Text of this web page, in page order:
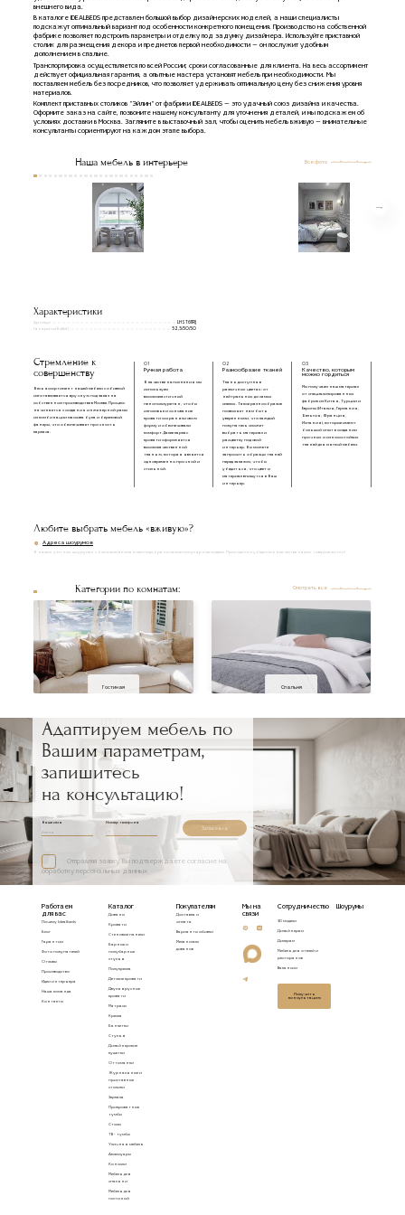
внешнего вида.
В каталоге IDEALBEDS представлен большой выбор дизайнерских моделей, а наши специалисты
подскажут оптимальный вариант под особенности конкретного помещения. Производство на собственной
фабрике позволяет подстроить параметры и отделку под задумку дизайнера. Используйте приставной
столик для размещения декора и предметов первой необходимости — он послужит удобным
дополнением в спальне.
Транспортировка осуществляется по всей России; сроки согласованные для клиента. На весь ассортимент
действует официальная гарантия, а опытные мастера установят мебель при необходимости. Мы
поставляем мебель без посредников, что позволяет удерживать оптимальную цену без снижения уровня
материалов.
Комплект приставных столиков "Эйлин" от фабрики IDEALBEDS — это удачный союз дизайна и качества.
Оформите заказ на сайте, позвоните нашему консультанту для уточнения деталей, и мы подскажем об
условиях доставки в Москва. Загляните в выставочный зал, чтобы оценить мебель вживую — внимательные
консультанты сориентируют на каждом этапе выбора.
Наша мебель в интерьере Все фото
Характеристики
Артикул
LHST611RJ
Габариты(ВxШxГ)
52,5/50/50
Стремление к
совершенству
Весь ассортимент нашей мебели с обивкой
изготавливается вручную под заказ на
собственном производстве в Москве. Процесс
начинается с создания инженерной рамы
из комбинации массива бука и березовой
фанеры, что обеспечивает прочность
каркаса.
01
Ручная работа
В качестве наполнения мы
используем
высокоэластичный
пенополиуретан, чтобы
изголовье и основание
кровати сохраняли свою
форму и обеспечивали
комфорт. Далее каркас
кровати оформляется
высококачественной
тканью, которая является
одновременно прочной и
стильной.
02
Разнообразие тканей
Ткань доступна в
различных цветах: от
нейтральных до самых
смелых. Такое разнообразие
позволяет нам быть
уверенными, что каждый
покупатель сможет
выбрать материал и
расцветку под свой
интерьер. Вы можете
запросить образцы тканей
перед заказом, чтобы
убедиться, что цвет и
материал впишутся в Ваш
интерьер.
03
Качество, которым
можно гордиться
Мы получаем наш материал
от специализированных
фабрик из Китая, Турции и
Европы (Италия, Германия,
Бельгия, Франция,
Испания), которые имеют
большой опыт в создании
прочных и износостойких
тканей для мягкой мебели.
Любите выбрать мебель «вживую»?
Адреса шоурумов
В наших уютных шоурумах с большим вниманием подобраны самые популярные модели. Приходите и убедитесь в качестве наших товаров лично!
Категории по комнатам: Смотреть все
Гостиная Спальня
Адаптируем мебель по
Вашим параметрам,
запишитесь
на консультацию!
Ваше имя Номер телефона
Записаться
Отправляя заявку, Вы подтверждаете согласие на
обработку персональных данных
Работаем
для вас
Почему Idealbeds
Блог
Гарантии
Фото покупателей
Отзывы
Производство
Идеи интерьера
Наша команда
Контакты
Каталог
Диваны
Кровати
Стеновые панели
Барные и
полубарные
стулья
Полукресла
Детские кровати
Двухъярусные
кровати
Матрасы
Кресла
Банкетки
Стулья
Дизайнерские
кушетки
Оттоманки
Журнальные и
приставные
столики
Зеркала
Прикроватные
тумбы
Столы
ТВ - тумбы
Уличная мебель
Аксессуары
Консоли
Мебель для
спальни
Мебель для
гостиной
Покупателям
Доставка и
оплата
Варианты обивки
Механизмы
диванов
Мы на
связи
Сотрудничество
3D модели
Дизайнерам
Дилерам
Мебель для отелей и
ресторанов
Вакансии
Получить
консультацию
Шоурумы